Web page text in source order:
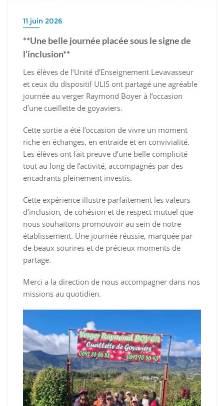
11 juin 2026
**Une belle journée placée sous le signe de
l’inclusion**
Les élèves de l’Unité d’Enseignement Levavasseur
et ceux du dispositif ULIS ont partagé une agréable
journée au verger Raymond Boyer à l’occasion
d’une cueillette de goyaviers.
Cette sortie a été l’occasion de vivre un moment
riche en échanges, en entraide et en convivialité.
Les élèves ont fait preuve d’une belle complicité
tout au long de l’activité, accompagnés par des
encadrants pleinement investis.
Cette expérience illustre parfaitement les valeurs
d’inclusion, de cohésion et de respect mutuel que
nous souhaitons promouvoir au sein de notre
établissement. Une journée réussie, marquée par
de beaux sourires et de précieux moments de
partage.
Merci a la direction de nous accompagner dans nos
missions au quotidien.